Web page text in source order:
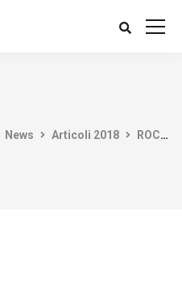
News Articoli 2018 ROCCA PRIORA (RM) GIRO DI VITE SU ABBANDONI E NUOVO PIANO DI MONITORAGGIO E BONIFICA